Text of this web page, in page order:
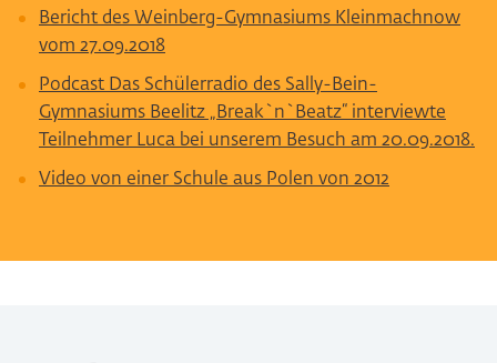
Bericht des Weinberg-Gymnasiums Kleinmachnow
vom 27.09.2018
Podcast Das Schülerradio des Sally-Bein-
Gymnasiums Beelitz „Break`n`Beatz“ interviewte
Teilnehmer Luca bei unserem Besuch am 20.09.2018.
Video von einer Schule aus Polen von 2012